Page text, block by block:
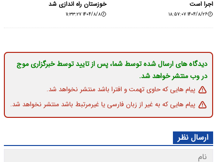
اجرا است
۱۴۰۴/۸/۲۶ ۱۸:۵۷:۰۷
خوزستان راه اندازی شد
۱۴۰۴/۸/۸ ۱۱:۳۳:۲۷
دیدگاه های ارسال شده توسط شما، پس از تایید توسط خبرگزاری موج
در وب منتشر خواهد شد.
پیام هایی که حاوی تهمت و افترا باشد منتشر نخواهد شد.
پیام هایی که به غیر از زبان فارسی یا غیرمرتبط باشد منتشر نخواهد شد.
ارسال نظر